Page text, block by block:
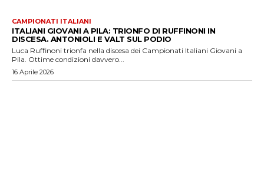
CAMPIONATI ITALIANI
ITALIANI GIOVANI A PILA: TRIONFO DI RUFFINONI IN
DISCESA. ANTONIOLI E VALT SUL PODIO
Luca Ruffinoni trionfa nella discesa dei Campionati Italiani Giovani a
Pila. Ottime condizioni davvero...
16 Aprile 2026